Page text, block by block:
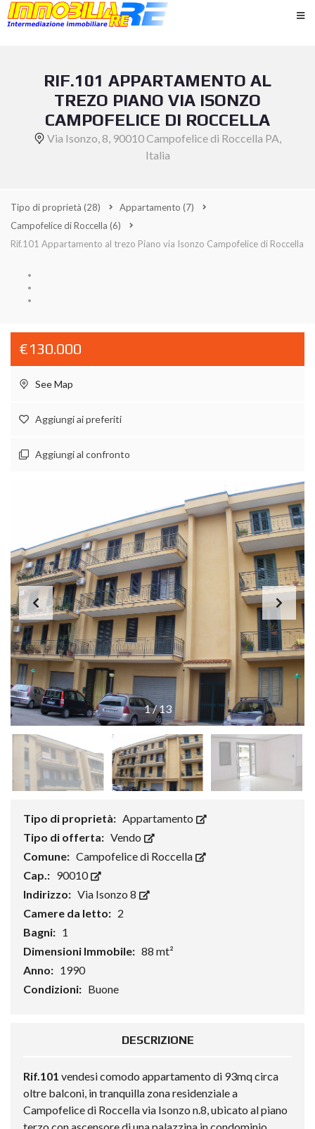
RIF.101 APPARTAMENTO AL
TREZO PIANO VIA ISONZO
CAMPOFELICE DI ROCCELLA
Via Isonzo, 8, 90010 Campofelice di Roccella PA,
Italia
Tipo di proprietà (28) Appartamento (7)
Campofelice di Roccella (6)
Rif.101 Appartamento al trezo Piano via Isonzo Campofelice di Roccella
€130.000
See Map
Aggiungi ai preferiti
Aggiungi al confronto
1/13
Tipo di proprietà: Appartamento
Tipo di offerta: Vendo
Comune: Campofelice di Roccella
Cap.: 90010
Indirizzo: Via Isonzo 8
Camere da letto: 2
Bagni: 1
Dimensioni Immobile: 88 mt²
Anno: 1990
Condizioni: Buone
DESCRIZIONE
Rif.101 vendesi comodo appartamento di 93mq circa
oltre balconi, in tranquilla zona residenziale a
Campofelice di Roccella via Isonzo n.8, ubicato al piano